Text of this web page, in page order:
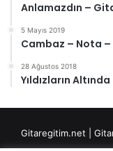
Anlamazdın –
5 Mayıs 2019
Cambaz – Nota –
28 Ağustos 2018
Yıldızların
Gitaregitim.net |